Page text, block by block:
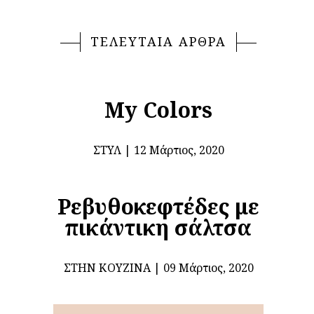
ΤΕΛΕΥΤΑΙΑ ΑΡΘΡΑ
My Colors
ΣΤΥΛ 12 Μάρτιος, 2020
Ρεβυθοκεφτέδες με
πικάντικη σάλτσα
ΣΤΗΝ ΚΟΥΖΊΝΑ 09 Μάρτιος, 2020